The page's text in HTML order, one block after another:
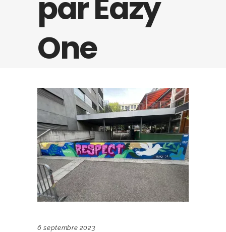
par Eazy
One
6 septembre 2023